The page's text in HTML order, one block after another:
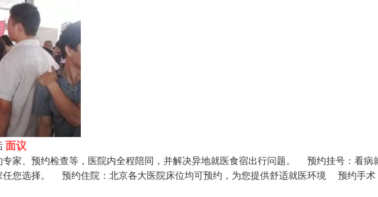
面议
家、预约检查等，医院内全程陪同，并解决异地就医食宿出行问题。 预约挂号：看病
任您选择。 预约住院：北京各大医院床位均可预约，为您提供舒适就医环境 预约手术